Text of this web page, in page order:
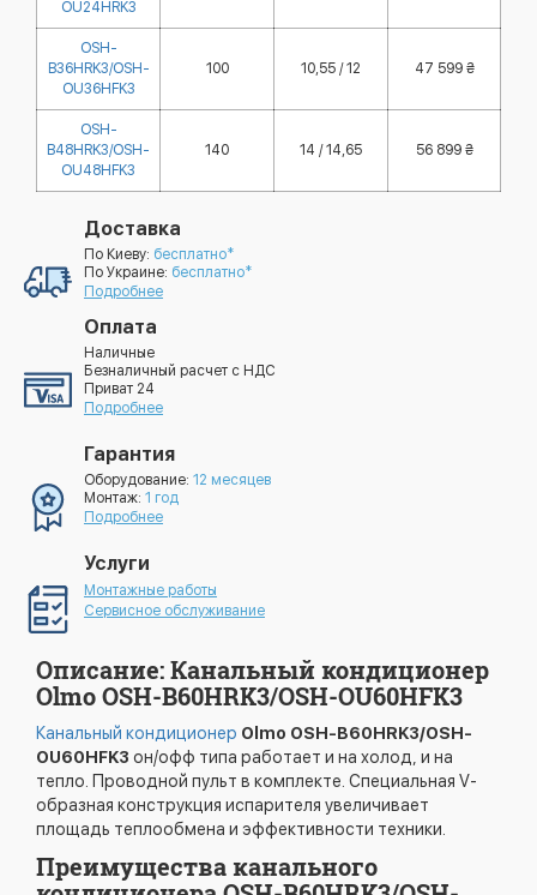
OU24HRK3
OSH-
B36HRK3/OSH-
OU36HFK3
100 10,55 / 12 47 599 ₴
OSH-
B48HRK3/OSH-
OU48HFK3
140 14 / 14,65 56 899 ₴
Доставка
По Киеву: бесплатно*
По Украине: бесплатно*
Подробнее
Оплата
Наличные
Безналичный расчет с НДС
Приват 24
Подробнее
Гарантия
Оборудование: 12 месяцев
Монтаж: 1 год
Подробнее
Услуги
Монтажные работы
Сервисное обслуживание
Описание: Канальный кондиционер
Olmo OSH-B60HRK3/OSH-OU60HFK3
Канальный кондиционер Olmo OSH-B60HRK3/OSH-
OU60HFK3 он/офф типа работает и на холод, и на
тепло. Проводной пульт в комплекте. Специальная V-
образная конструкция испарителя увеличивает
площадь теплообмена и эффективности техники.
Преимущества канального